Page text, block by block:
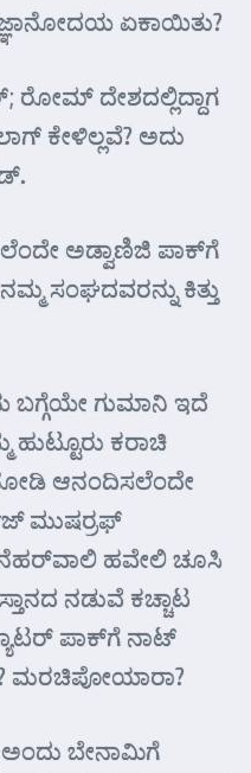
ಏಕಾಯಿತು?
ರೋಮ್ ದೇಶದಲ್ಲಿದ್ದಾಗ
ಕೇಳಿಲ್ಲವೆ? ಅದು
ಅಡ್ವಾಣಿಜಿ ಪಾಕ್‌ಗೆ
ಸಂಘದವರನ್ನು ಕಿತ್ತು
ಬಗ್ಗೆಯೇ ಗುಮಾನಿ ಇದೆ
ಕರಾಚಿ
ಆನಂದಿಸಲೆಂದೇ
ಮುಷರ್‍ರಫ್
ನೆಹರ್‌ವಾಲಿ ಹವೇಲಿ ಚೂಸಿ
ನಡುವೆ ಕಚ್ಚಾಟ
ಪಾಕ್‌ಗೆ ನಾಟ್
ಮರಚಿಪೋಯಾರಾ?
ಅಂದು ಬೇನಾಮಿಗೆ